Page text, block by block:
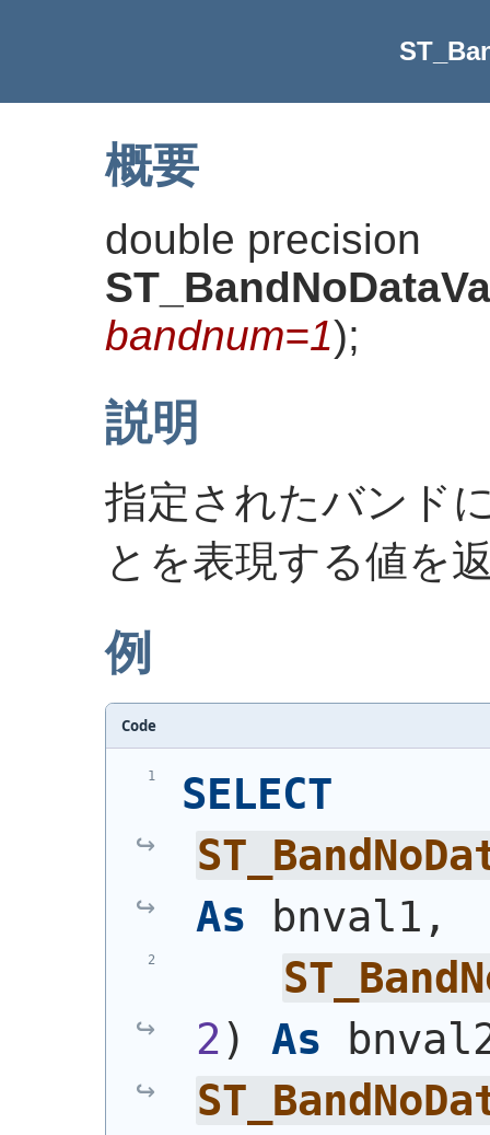
概要
double precision
bandnum=1);
説明
指定されたバンド
とを表現する値を
例
Code
SELECT
As bnval1,
2)
As